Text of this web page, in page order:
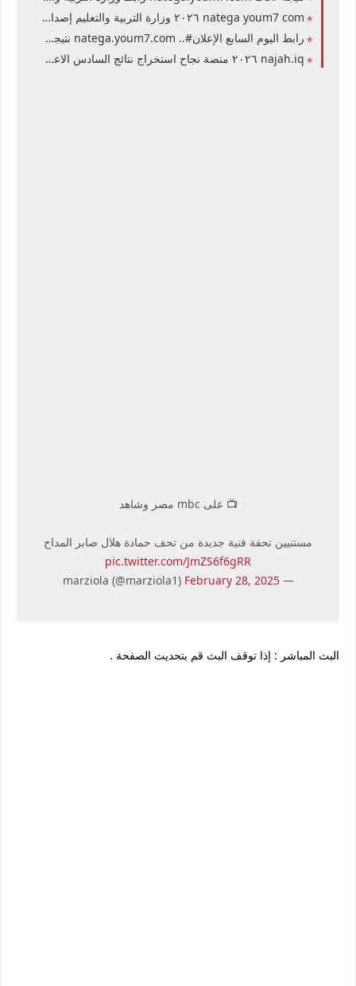
natega youm7 com ٢٠٢٦ وزارة التربية والتعليم إصدار نتيجة الثانوية العامة 2026 في مصر بالإسم ورقم الجلوس نتيجة امتحانات الصف الثالث الثانوي بكافة فروعها في مصر والمحافظات
رابط اليوم السابع الإعلان#.. natega.youm7.com نتيجة الثانوية العامة في مصر 2026 برقم الجلوس وبالإسم موقع وزارة التربية والتعليم الصف الثالث الثانوي علمي وأدبي
najah.iq ٢٠٢٦ منصة نجاح استخراج نتائج السادس الاعدادي 2026 في العراق نتائج امتحانات الصف السادس الإعدادي بكافة فروعها في الجمهورية العراقية
📺 على mbc مصر وشاهد
مستنيين تحفة فنية جديدة من تحف حمادة هلال صابر المداح
pic.twitter.com/JmZS6f6gRR
— marziola (@marziola1)
February 28, 2025
البث المباشر : إذا توقف البث قم بتحديث الصفحة .